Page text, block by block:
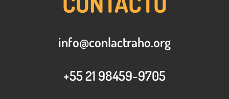
info@conlactraho.org
+55 21 98459-9705